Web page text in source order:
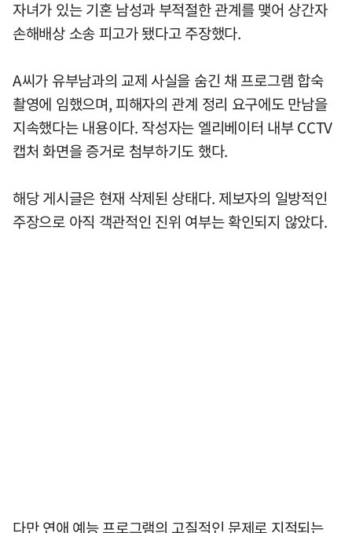
자녀가 있는 기혼 남성과 부적절한 관계를 맺어 상간자
손해배상 소송 피고가 됐다고 주장했다.
A씨가 유부남과의 교제 사실을 숨긴 채 프로그램 합숙
촬영에 임했으며, 피해자의 관계 정리 요구에도 만남을
지속했다는 내용이다. 작성자는 엘리베이터 내부 CCTV
캡처 화면을 증거로 첨부하기도 했다.
해당 게시글은 현재 삭제된 상태다. 제보자의 일방적인
주장으로 아직 객관적인 진위 여부는 확인되지 않았다.
다만 연애 예능 프로그램의 고질적인 문제로 지적되는